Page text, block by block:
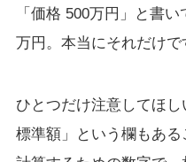
「価格 500万円」と書
万円。本当にそれだけで
ひとつだけ注意してほ
標準額」という欄もあ